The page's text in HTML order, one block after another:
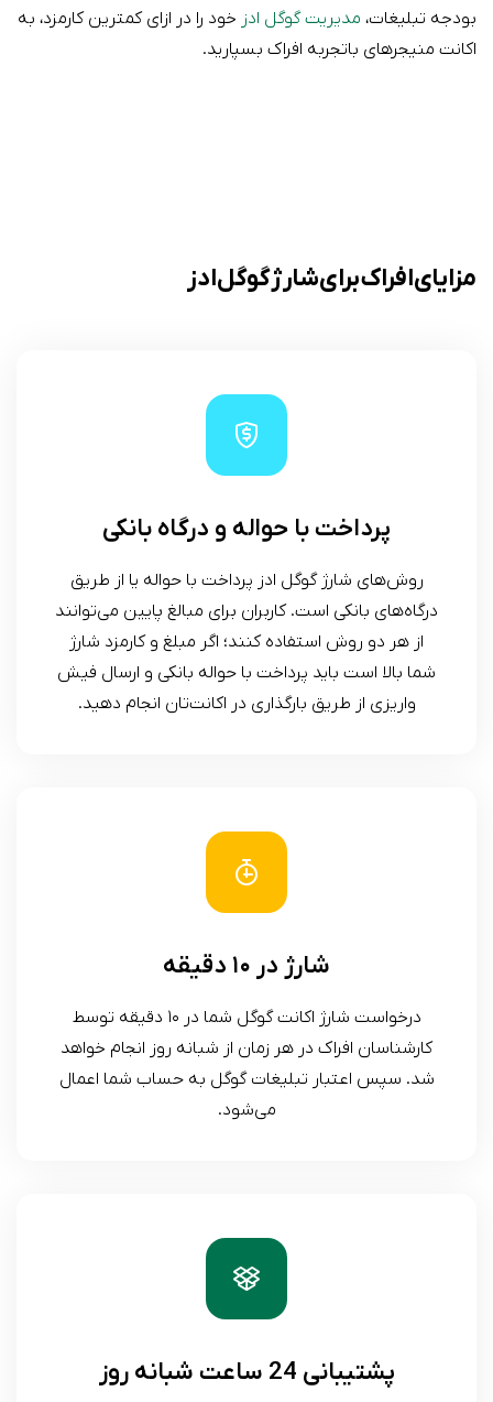
بودجه تبلیغات، مدیریت گوگل ادز خود را در ازای کمترین کارمزد، به
اکانت منیجرهای باتجربه افراک بسپارید.
مزایای افراک برای شارژ گوگل ادز
پرداخت با حواله و درگاه بانکی
روش‌های شارژ گوگل ادز پرداخت با حواله یا از طریق
درگاه‌های بانکی است. کاربران برای مبالغ پایین می‌توانند
از هر دو روش استفاده کنند؛ اگر مبلغ و کارمزد شارژ
شما بالا است باید پرداخت با حواله بانکی و ارسال فیش
واریزی از طریق بارگذاری در اکانت‌تان انجام دهید.
شارژ در ۱۰ دقیقه
درخواست شارژ اکانت گوگل شما در ۱۰ دقیقه توسط
کارشناسان افراک در هر زمان از شبانه روز انجام خواهد
شد. سپس اعتبار تبلیغات گوگل به حساب شما اعمال
می‌شود.
پشتیبانی 24 ساعت شبانه روز